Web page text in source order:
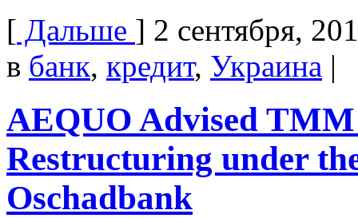
[ Дальше ] 2 сентября,
в банк, кредит, Украина |
AEQUO Advised
Restructuring under
Oschadbank